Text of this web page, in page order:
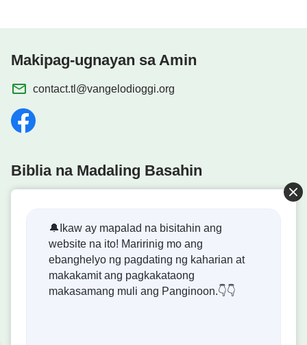
Makipag-ugnayan sa Amin
contact.tl@vangelodioggi.org
Biblia na Madaling Basahin
Dumating na ang Kaharian ng Diyos!
Ang kaharian ng Diyos ay dumating na sa mundo! Gusto
mo bang makapasok dito?
🔔Ikaw ay mapalad na bisitahin ang
website na ito! Maririnig mo ang
ebanghelyo ng pagdating ng kaharian at
makakamit ang pagkakataong
makasamang muli ang Panginoon.👇👇